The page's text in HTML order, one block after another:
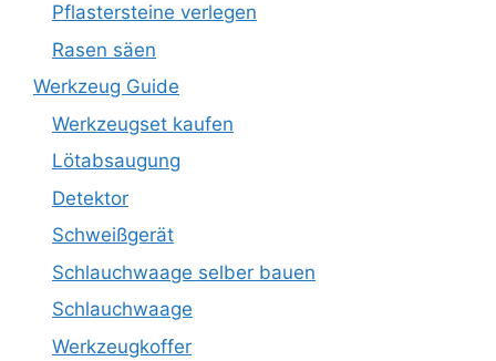
Pflastersteine verlegen
Rasen säen
Werkzeug Guide
Werkzeugset kaufen
Lötabsaugung
Detektor
Schweißgerät
Schlauchwaage selber bauen
Schlauchwaage
Werkzeugkoffer